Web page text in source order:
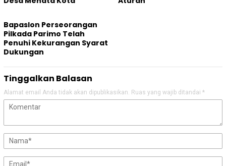
Bapaslon Perseorangan
Pilkada Parimo Telah
Penuhi Kekurangan Syarat
Dukungan
Tinggalkan Balasan
Alamat email Anda tidak akan dipublikasikan. Ruas yang wajib ditandai *